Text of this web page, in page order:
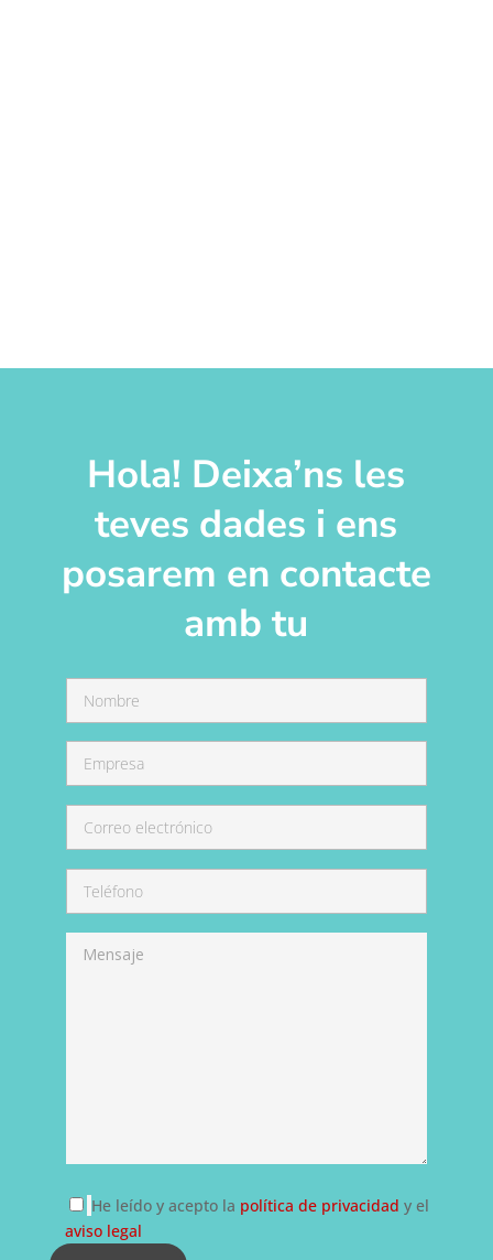
Hola! Deixa’ns les
teves dades i ens
posarem en contacte
amb tu
He leído y acepto la política de privacidad y el
aviso legal